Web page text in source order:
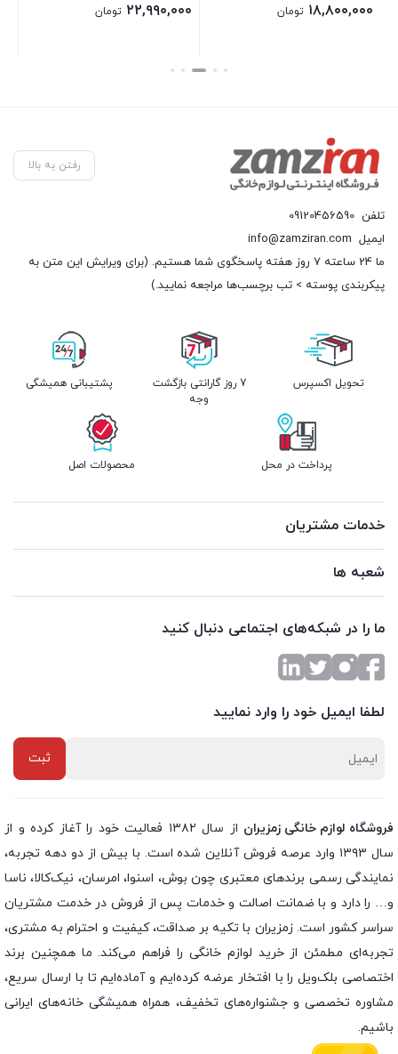
۱۸,۸۰۰,۰۰۰ تومان ۲۲,۹۹۰,۰۰۰ تومان
بستن
رفتن به بالا
تلفن 09120456590
ایمیل info@zamziran.com
ما 24 ساعته 7 روز هفته پاسخگوی شما هستیم. (برای ویرایش این متن به
پیکربندی پوسته > تب برچسب‌ها مراجعه نمایید.)
تحویل اکسپرس
7 روز گارانتی بازگشت
وجه
پشتیبانی همیشگی
پرداخت در محل محصولات اصل
خدمات مشتریان
شعبه ها
ما را در شبکه‌های اجتماعی دنبال کنید
لطفا ایمیل خود را وارد نمایید
فروشگاه لوازم خانگی زمزیران
از سال ۱۳۸۲ فعالیت خود را آغاز کرده و از
سال ۱۳۹۳ وارد عرصه فروش آنلاین شده است. با بیش از دو دهه تجربه،
نمایندگی رسمی برندهای معتبری چون بوش، اسنوا، امرسان، نیک‌کالا، ناسا
و… را دارد و با ضمانت اصالت و خدمات پس از فروش در خدمت مشتریان
سراسر کشور است. زمزیران با تکیه بر صداقت، کیفیت و احترام به مشتری،
تجربه‌ای مطمئن از خرید لوازم خانگی را فراهم می‌کند. ما همچنین برند
اختصاصی بلک‌ویل را با افتخار عرضه کرده‌ایم و آماده‌ایم تا با ارسال سریع،
مشاوره تخصصی و جشنواره‌های تخفیف، همراه همیشگی خانه‌های ایرانی
باشیم.